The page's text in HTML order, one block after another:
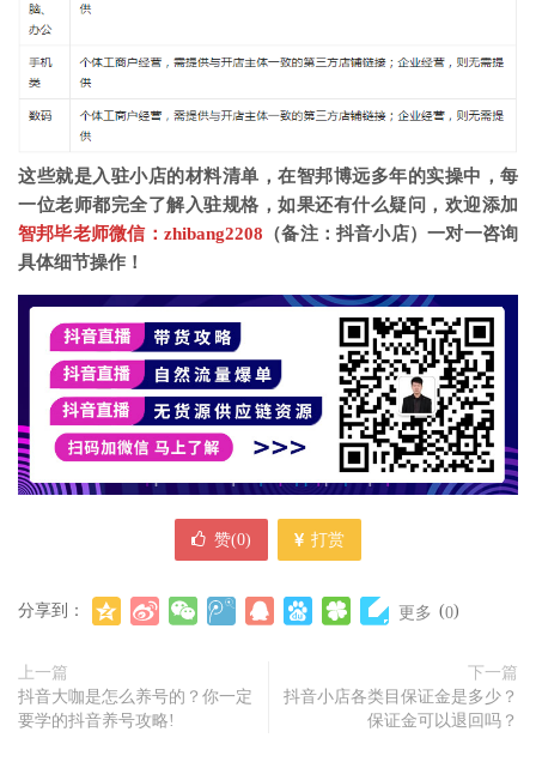
这些就是入驻小店的材料清单，在智邦博远多年的实操中，每
一位老师都完全了解入驻规格，如果还有什么疑问，欢迎添加
智邦毕老师微信：zhibang2208 （备注：抖音小店）一对一咨询
具体细节操作！
赞(0) 打赏
分享到： 更多 (0)
上一篇
抖音大咖是怎么养号的？你一定
要学的抖音养号攻略!
下一篇
抖音小店各类目保证金是多少？
保证金可以退回吗？